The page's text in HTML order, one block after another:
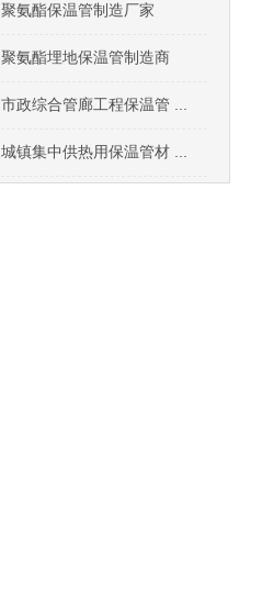
聚氨酯保温管制造厂家
聚氨酯埋地保温管制造商
市政综合管廊工程保温管 ...
城镇集中供热用保温管材 ...